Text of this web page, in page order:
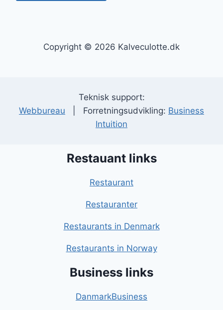
Copyright © 2026 Kalveculotte.dk
Teknisk support:
Webbureau | Forretningsudvikling: Business
Intuition
Restauant links
Restaurant
Restauranter
Restaurants in Denmark
Restaurants in Norway
Business links
DanmarkBusiness